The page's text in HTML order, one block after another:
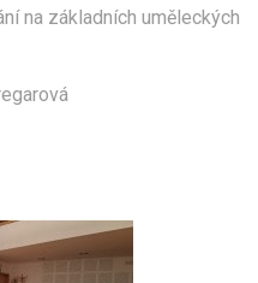
na základních uměleckých